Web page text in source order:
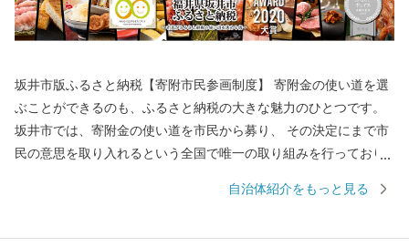
坂井市版ふるさと納税【寄附市民参画制度】 寄附金の使い道を選
ぶことができるのも、ふるさと納税の大きな魅力のひとつです。
坂井市では、寄附金の使い道を市民から募り、 その決定にまで市
民の意思を取り入れるという全国で唯一の取り組みを行っており
自治体紹介をもっと見る